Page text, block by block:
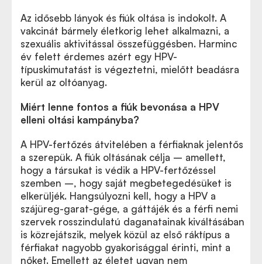
Az idősebb lányok és fiúk oltása is indokolt. A
vakcinát bármely életkorig lehet alkalmazni, a
szexuális aktivitással összefüggésben. Harminc
év felett érdemes azért egy HPV-
típuskimutatást is végeztetni, mielőtt beadásra
kerül az oltóanyag.
Miért lenne fontos a fiúk bevonása a HPV
elleni oltási kampányba?
A HPV-fertőzés átvitelében a férfiaknak jelentős
a szerepük. A fiúk oltásának célja – amellett,
hogy a társukat is védik a HPV-fertőzéssel
szemben –, hogy saját megbetegedésüket is
elkerüljék. Hangsúlyozni kell, hogy a HPV a
szájüreg-garat-gége, a gáttájék és a férfi nemi
szervek rosszindulatú daganatainak kiváltásában
is közrejátszik, melyek közül az első ráktípus a
férfiakat nagyobb gyakorisággal érinti, mint a
nőket. Emellett az életet ugyan nem